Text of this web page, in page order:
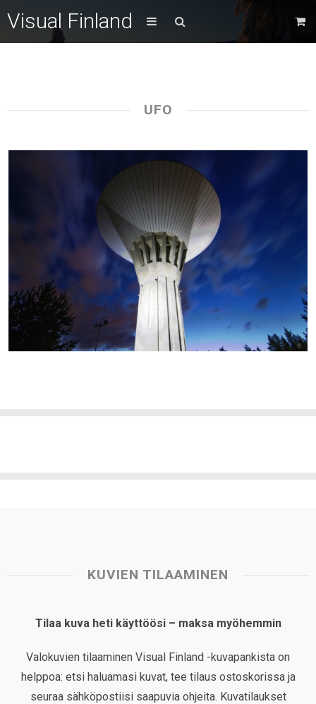
Visual Finland
UFO
KUVIEN TILAAMINEN
Tilaa kuva heti käyttöösi – maksa myöhemmin
Valokuvien tilaaminen Visual Finland -kuvapankista on
helppoa: etsi haluamasi kuvat, tee tilaus ostoskorissa ja
seuraa sähköpostiisi saapuvia ohjeita. Kuvatilaukset